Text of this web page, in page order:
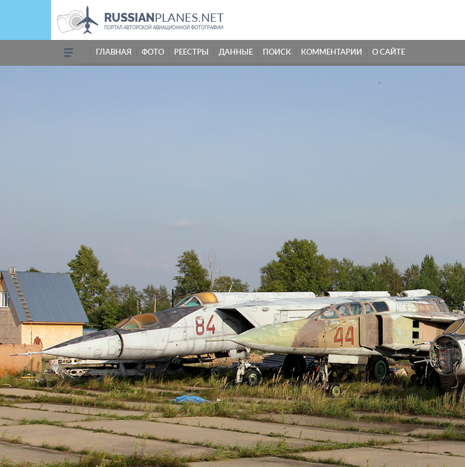
RUSSIANPLANES.NET
ПОРТАЛ АВТОРСКОЙ АВИАЦИОННОЙ ФОТОГРАФИИ
ГЛАВНАЯ ФОТО РЕЕСТРЫ ДАННЫЕ ПОИСК КОММЕНТАРИИ О САЙТЕ